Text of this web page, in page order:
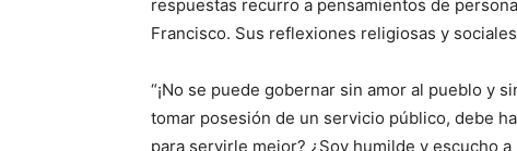
respuestas recurro a pensamientos de
Francisco. Sus reflexiones religiosas y
“¡No se puede go­bernar sin amor al pue­blo y
tomar posesión de un servicio público, debe
para servirle mejor? ¿Soy humilde y escucho